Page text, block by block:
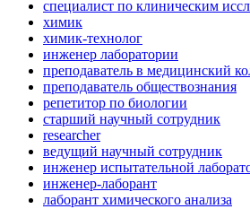
специалист по клиническим
химик
химик-технолог
инженер лаборатории
преподаватель в медицинский
преподаватель обществознания
репетитор по биологии
старший научный сотрудник
researcher
ведущий научный сотрудник
инженер испытательной
инженер-лаборант
лаборант химического анализа